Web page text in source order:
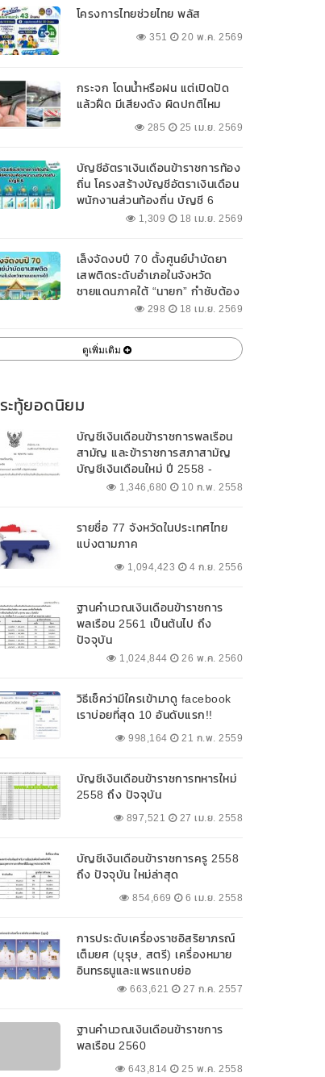
โครงการไทยช่วยไทย พลัส
351 20 พ.ค. 2569
กระจก โดนน้ำหรือฝน แต่เปิดปัด
แล้วฝืด มีเสียงดัง ผิดปกติไหม
285 25 เม.ย. 2569
บัญชีอัตราเงินเดือนข้าราชการท้อง
ถิ่น โครงสร้างบัญชีอัตราเงินเดือน
พนักงานส่วนท้องถิ่น บัญชี 6
1,309 18 เม.ย. 2569
เล็งจัดงบปี 70 ตั้งศูนย์บำบัดยา
เสพติดระดับอำเภอในจังหวัด
ชายแดนภาคใต้ “นายก” กำชับต้อง
ออกแบบเฉพาะให้สอดคล้องกับ
298 18 เม.ย. 2569
ดูเพิ่มเติม
ะทู้ยอดนิยม
บัญชีเงินเดือนข้าราชการพลเรือน
สามัญ และข้าราชการสภาสามัญ
บัญชีเงินเดือนใหม่ ปี 2558 -
2562 ปัจจุบัน1,346,680 10 ก.พ. 2558
รายชื่อ 77 จังหวัดในประเทศไทย
แบ่งตามภาค
1,094,423 4 ก.ย. 2556
ฐานคำนวณเงินเดือนข้าราชการ
พลเรือน 2561 เป็นต้นไป ถึง
ปัจจุบัน
1,024,844 26 พ.ค. 2560
วิธีเช็คว่ามีใครเข้ามาดู facebook
เราบ่อยที่สุด 10 อันดับแรก!!
998,164 21 ก.พ. 2559
บัญชีเงินเดือนข้าราชการทหารใหม่
2558 ถึง ปัจจุบัน
897,521 27 เม.ย. 2558
บัญชีเงินเดือนข้าราชการครู 2558
ถึง ปัจจุบัน ใหม่ล่าสุด
854,669 6 เม.ย. 2558
การประดับเครื่องราชอิสริยาภรณ์
เต็มยศ (บุรุษ, สตรี) เครื่องหมาย
อินทรธนูและแพรแถบย่อ
663,621 27 ก.ค. 2557
ฐานคำนวณเงินเดือนข้าราชการ
พลเรือน 2560
643,814 25 พ.ค. 2558